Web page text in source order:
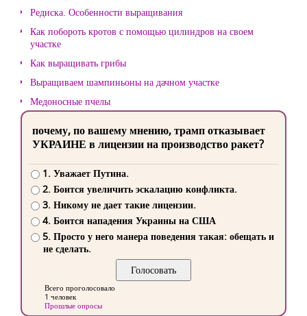
Редиска. Особенности выращивания
Как побороть кротов с помощью цилиндров на своем
участке
Как выращивать грибы
Выращиваем шампиньоны на дачном участке
Медоносные пчелы
почему, по вашему мнению, трамп отказывает
УКРАИНЕ в лицензии на производство ракет?
1. Уважает Путина.
2. Боится увеличить эскалацию конфликта.
3. Никому не дает такие лицензии.
4. Боится нападения Украины на США
5. Просто у него манера поведения такая: обещать и
не сделать.
Всего проголосовало
1 человек
Прошлые опросы